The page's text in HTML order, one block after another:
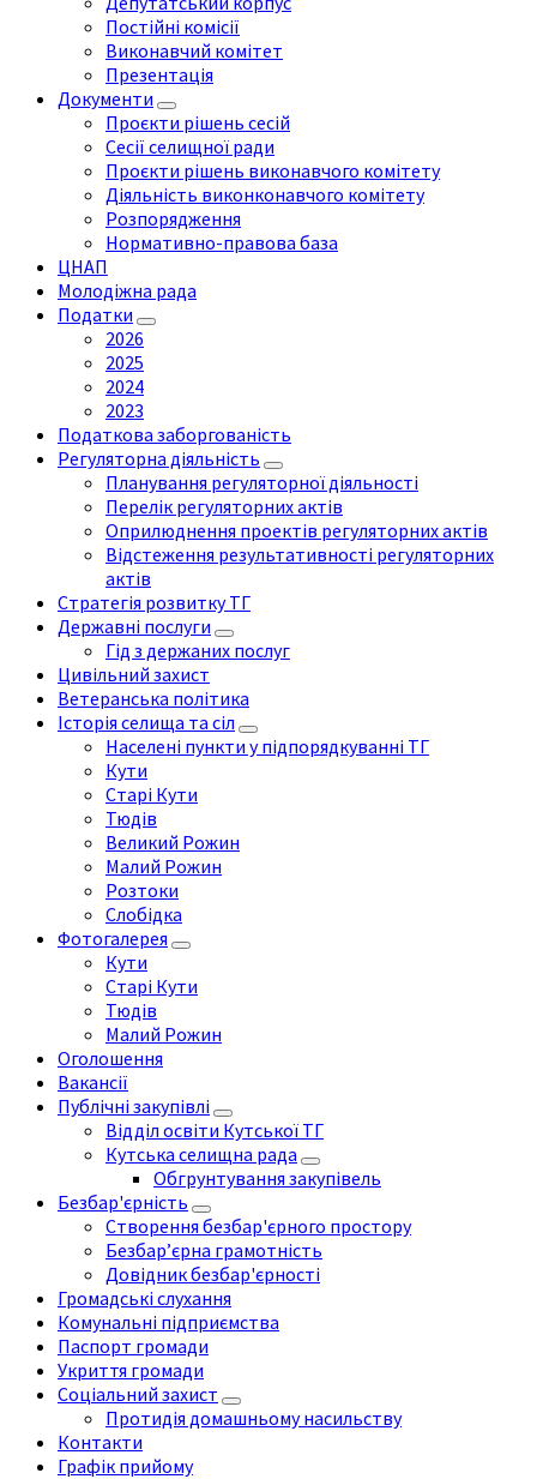
Постійні комісії
Виконавчий комітет
Презентація
Документи
Проєкти рішень сесій
Сесії селищної ради
Проєкти рішень виконавчого комітету
Діяльність виконконавчого комітету
Розпорядження
Нормативно-правова база
ЦНАП
Молодіжна рада
Податки
2026
2025
2024
2023
Податкова заборгованість
Регуляторна діяльність
Планування регуляторної діяльності
Перелік регуляторних актів
Оприлюднення проектів регуляторних актів
Відстеження результативності регуляторних
актів
Стратегія розвитку ТГ
Державні послуги
Гід з держаних послуг
Цивільний захист
Ветеранська політика
Історія селища та сіл
Населені пункти у підпорядкуванні ТГ
Кути
Старі Кути
Тюдів
Великий Рожин
Малий Рожин
Розтоки
Слобідка
Фотогалерея
Кути
Старі Кути
Тюдів
Малий Рожин
Оголошення
Вакансії
Публічні закупівлі
Відділ освіти Кутської ТГ
Кутська селищна рада
Обгрунтування закупівель
Безбар'єрність
Створення безбар'єрного простору
Безбар’єрна грамотність
Довідник безбар'єрності
Громадські слухання
Комунальні підприємства
Паспорт громади
Укриття громади
Соціальний захист
Протидія домашньому насильству
Контакти
Графік прийому